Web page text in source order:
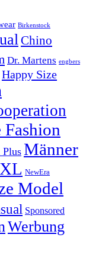
Birkenstock
Chino
Dr. Martens engbers
Happy Size
Männer
NewEra
Model
Sponsored
Werbung